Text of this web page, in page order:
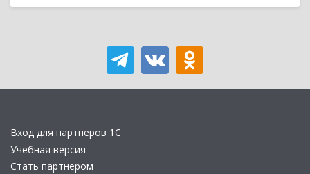
Вход для партнеров 1С
Учебная версия
Стать партнером